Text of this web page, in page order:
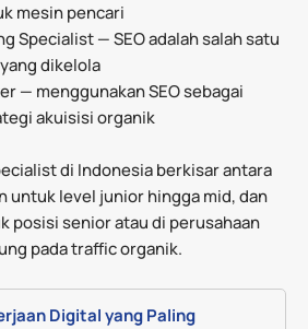
mesin pencari
Specialist — SEO adalah salah satu
dikelola
— menggunakan SEO sebagai
akuisisi organik
di Indonesia berkisar antara
untuk level junior hingga mid, dan
posisi senior atau di perusahaan
pada traffic organik.
Digital yang Paling